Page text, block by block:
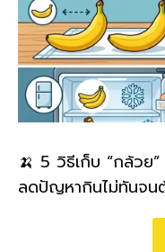
🍌 5 วิธีเก็บ “กล้วย
ลดปัญหากินไม่ทันจน